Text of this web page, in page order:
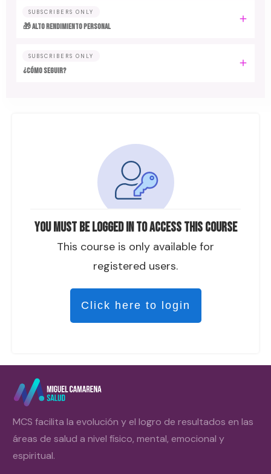
You must be logged in to access this course
This course is only available for
registered users.
Click here to login
SUBSCRIBERS ONLY
🎁 ALTO RENDIMIENTO PERSONAL
SUBSCRIBERS ONLY
¿CÓMO SEGUIR?
MCS facilita la evolución y el logro de resultados en las
áreas de salud a nivel físico, mental, emocional y
espiritual.